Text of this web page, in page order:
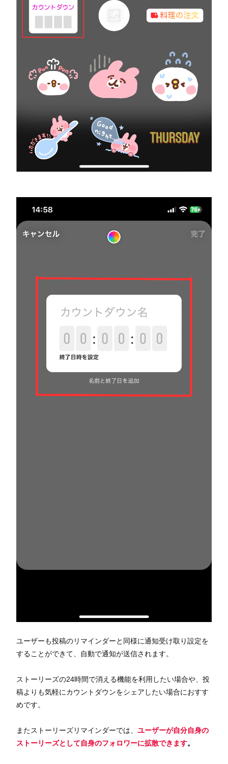
ユーザーも投稿のリマインダーと同様に通知受け取り設定を
することができて、自動で通知が送信されます。
ストーリーズの24時間で消える機能を利用したい場合や、投
稿よりも気軽にカウントダウンをシェアしたい場合におすす
めです。
またストーリーズリマインダーでは、 ユーザーが自分自身の
ストーリーズとして自身のフォロワーに拡散できます。